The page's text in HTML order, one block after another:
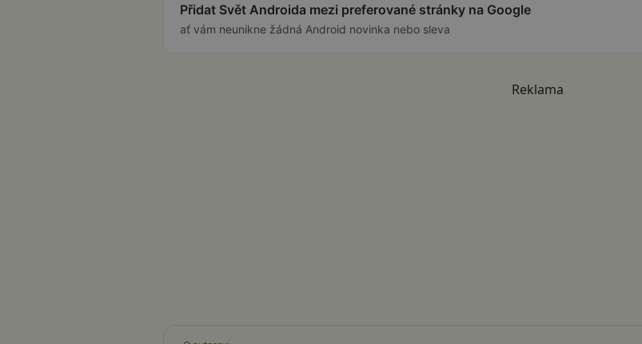
Přidat Svět Androida mezi preferované stránky na Google
ať vám neunikne žádná Android novinka nebo sleva
Reklama